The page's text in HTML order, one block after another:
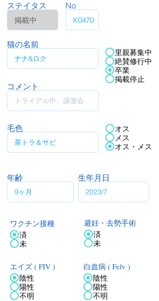
ステイタス No
猫の名前
コメント
里親募集中
絶賛修行中
卒業
掲載停止
毛色
オス
メス
オス・メス
年齢 生年月日
ワクチン接種
済
未
エイズ ( FIV )
陰性
陽性
不明
避妊・去勢手術
済
未
白血病 ( Felv )
陰性
陽性
不明